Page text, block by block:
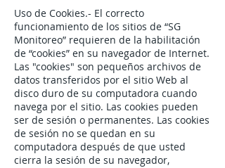
Uso de Cookies.- El correcto
funcionamiento de los sitios de “SG
Monitoreo” requieren de la habilitación
de “cookies” en su navegador de Internet.
Las "cookies" son pequeños archivos de
datos transferidos por el sitio Web al
disco duro de su computadora cuando
navega por el sitio. Las cookies pueden
ser de sesión o permanentes. Las cookies
de sesión no se quedan en su
computadora después de que usted
cierra la sesión de su navegador,